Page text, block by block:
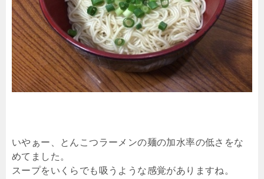
いやぁー、とんこつラーメンの麺の加水率の低さをな
めてました。
スープをいくらでも吸うような感覚がありますね。